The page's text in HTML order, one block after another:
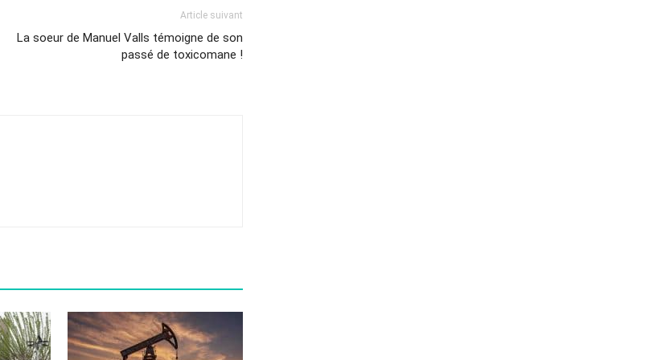
Article suivant
La soeur de Manuel Valls témoigne de son
passé de toxicomane !